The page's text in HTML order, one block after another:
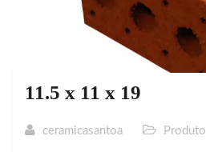
11.5 x 11 x 19
ceramicasantoa Produto